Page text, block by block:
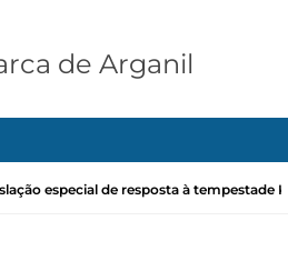
especial de resposta à tempestade